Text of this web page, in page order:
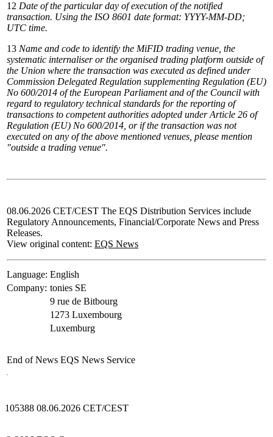
12 Date of the particular day of execution of the notified
transaction. Using the ISO 8601 date format: YYYY-MM-DD;
UTC time.
13 Name and code to identify the MiFID trading venue, the
systematic internaliser or the organised trading platform outside of
the Union where the transaction was executed as defined under
Commission Delegated Regulation supplementing Regulation (EU)
No 600/2014 of the European Parliament and of the Council with
regard to regulatory technical standards for the reporting of
transactions to competent authorities adopted under Article 26 of
Regulation (EU) No 600/2014, or if the transaction was not
executed on any of the above mentioned venues, please mention
"outside a trading venue".
08.06.2026 CET/CEST The EQS Distribution Services include
Regulatory Announcements, Financial/Corporate News and Press
Releases.
View original content: EQS News
Language: English
Company: tonies SE
9 rue de Bitbourg
1273 Luxembourg
Luxemburg
End of News EQS News Service
105388 08.06.2026 CET/CEST